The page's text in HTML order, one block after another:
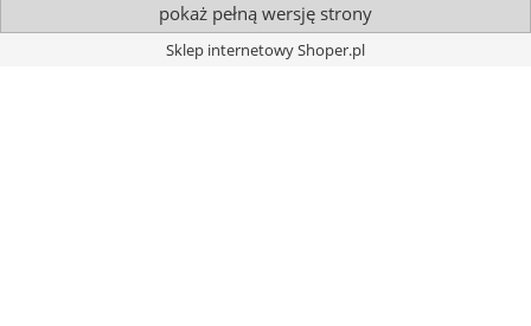
pokaż pełną wersję strony
Sklep internetowy Shoper.pl